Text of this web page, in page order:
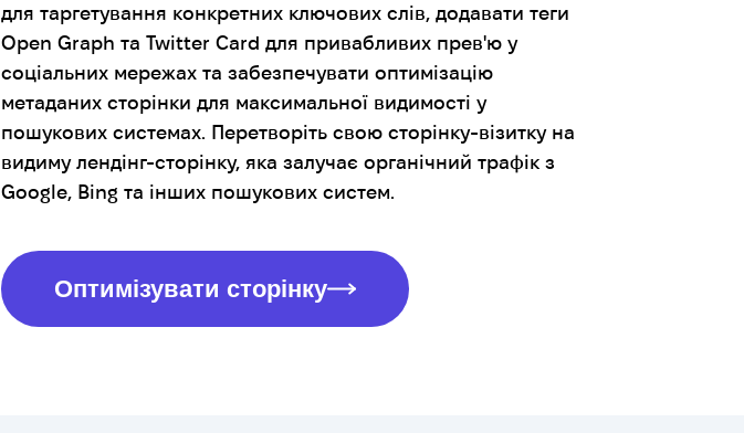
для таргетування конкретних ключових слів, додавати теги
Open Graph та Twitter Card для привабливих прев'ю у
соціальних мережах та забезпечувати оптимізацію
метаданих сторінки для максимальної видимості у
пошукових системах. Перетворіть свою сторінку-візитку на
видиму лендінг-сторінку, яка залучає органічний трафік з
Google, Bing та інших пошукових систем.
Оптимізувати сторінку